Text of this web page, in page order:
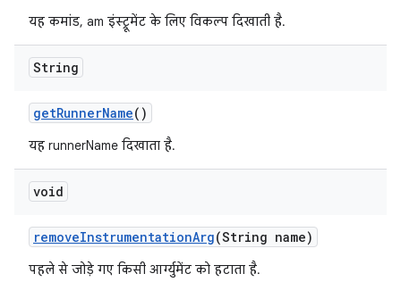
यह कमांड, am इंस्ट्रूमेंट के लिए विकल्प दिखाती है.
String
getRunnerName()
यह runnerName दिखाता है.
void
removeInstrumentationArg(String name)
पहले से जोड़े गए किसी आर्ग्युमेंट को हटाता है.